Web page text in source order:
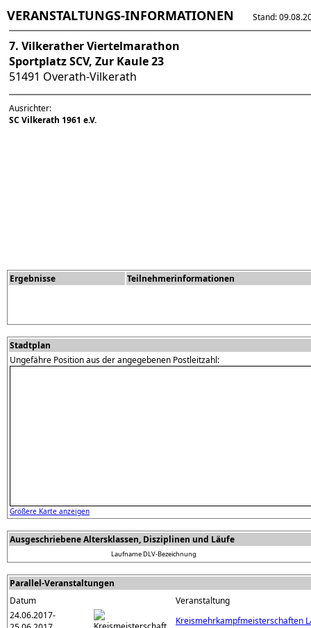
VERANSTALTUNGS-INFORMATIONEN Stand:
7. Vilkerather Viertelmarathon
Sportplatz SCV, Zur Kaule 23
51491 Overath-Vilkerath
Ausrichter:
SC Vilkerath 1961 e.V.
Ergebnisse Teilnehmerinformationen
Stadtplan
Ungefähre Position aus der angegebenen Postleitzahl:
Größere Karte anzeigen
Ausgeschriebene Altersklassen, Disziplinen und Läufe
LaufnameDLV-Bezeichnung
Parallel-Veranstaltungen
Datum
Veranstaltung
24.06.2017-
Kreismehrkampfmeisterschaften